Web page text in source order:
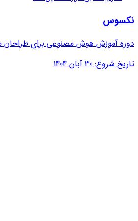
نکسوس
دوره آموزش هوش مصنوعی برای
تاریخ شروع: 30 آبان 1404